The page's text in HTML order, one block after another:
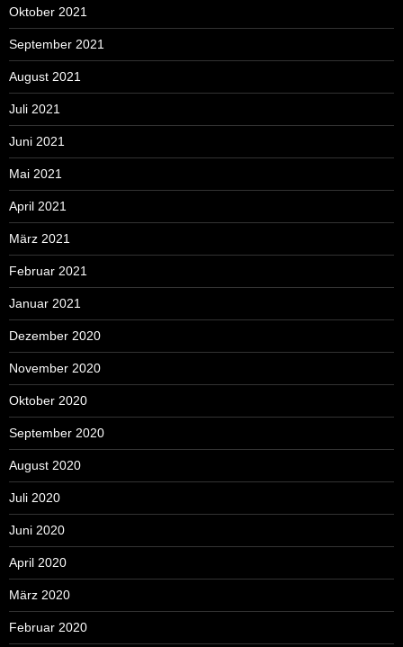
Oktober 2021
September 2021
August 2021
Juli 2021
Juni 2021
Mai 2021
April 2021
März 2021
Februar 2021
Januar 2021
Dezember 2020
November 2020
Oktober 2020
September 2020
August 2020
Juli 2020
Juni 2020
April 2020
März 2020
Februar 2020